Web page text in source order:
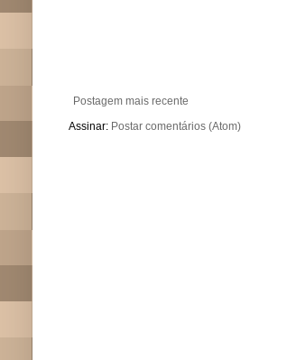
Postagem mais recente
Assinar: Postar comentários (Atom)